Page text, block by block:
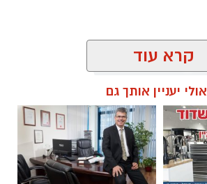
קרא עוד
אולי יעניין אותך גם